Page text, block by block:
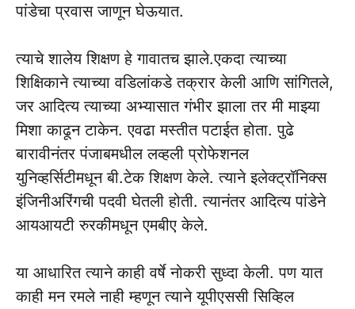
पांडेचा प्रवास जाणून घेऊयात.
त्याचे शालेय शिक्षण हे गावातच झाले.एकदा त्याच्या
शिक्षिकाने त्याच्या वडिलांकडे तक्रार केली आणि सांगितले,
जर आदित्य त्याच्या अभ्यासात गंभीर झाला तर मी माझ्या
मिशा काढून टाकेन. एवढा मस्तीत पटाईत होता. पुढे
बारावीनंतर पंजाबमधील लव्हली प्रोफेशनल
युनिव्हर्सिटीमधून बी.टेक शिक्षण केले. त्याने इलेक्ट्रॉनिक्स
इंजिनीअरिंगची पदवी घेतली होती. त्यानंतर आदित्य पांडेने
आयआयटी रुरकीमधून एमबीए केले.‌
या आधारित त्याने काही वर्षे नोकरी सुध्दा केली.‌ पण यात
काही मन रमले नाही म्हणून त्याने यूपीएससी सिव्हिल